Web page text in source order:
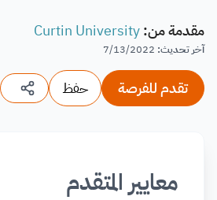
مقدمة من:
Curtin University
آخر تحديث:
7/13/2022
تقدم للفرصة حفظ
معايير المتقدم